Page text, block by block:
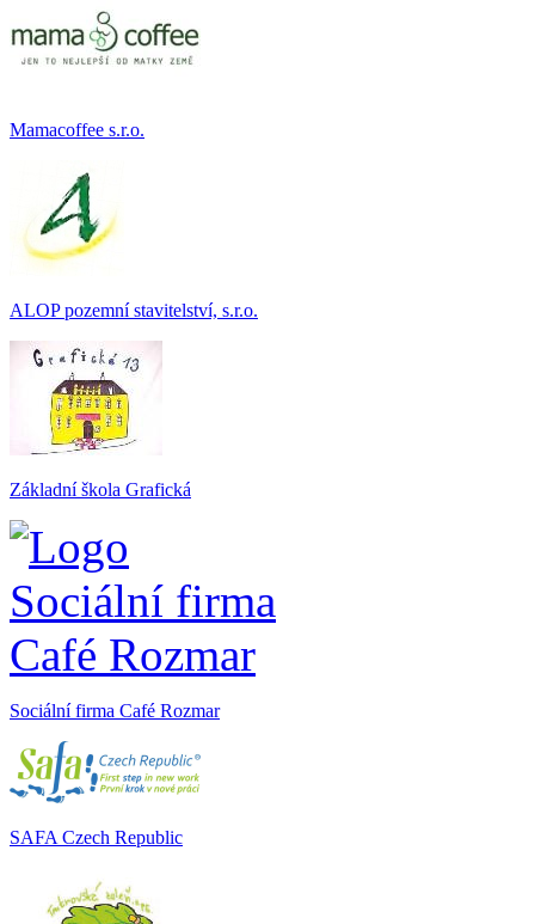
Mamacoffee s.r.o.
ALOP pozemní stavitelství, s.r.o.
Základní škola Grafická
Sociální firma Café Rozmar
SAFA Czech Republic